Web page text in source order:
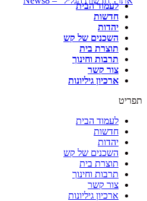
לעמוד הבית
חדשות
יהדות
השכנים של קש
תוצרת בית
תרבות וחינוך
צור קשר
ארכיון גיליונות
תפריט
לעמוד הבית
חדשות
יהדות
השכנים של קש
תוצרת בית
תרבות וחינוך
צור קשר
ארכיון גיליונות